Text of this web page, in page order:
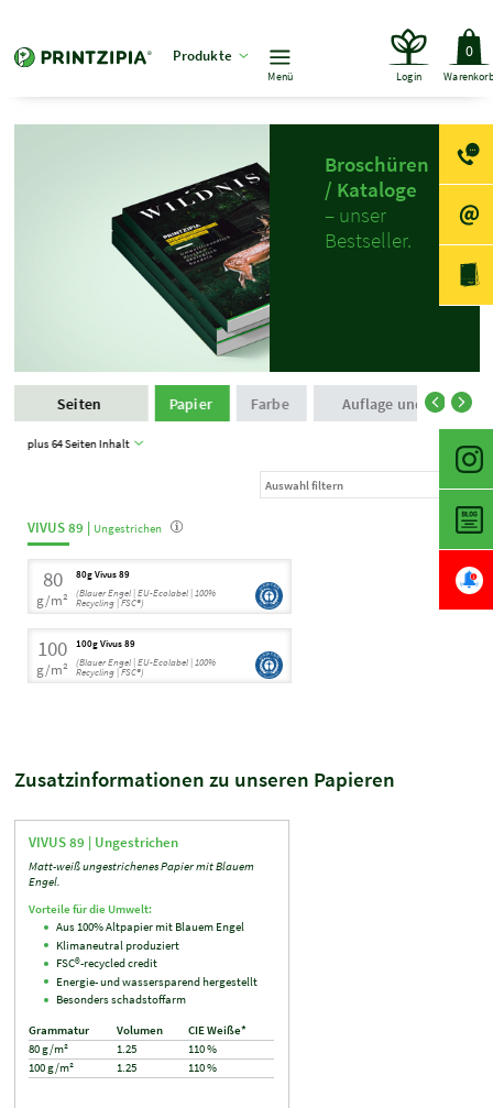
Produkte
Menü Login
0
Broschüren
/ Kataloge
– unser
Bestseller.
Seiten
plus 64 Seiten Inhalt
Papier Farbe Auflage und
VIVUS 89 | Ungestrichen
80
g/m²
80g Vivus 89
(Blauer Engel | EU-Ecolabel | 100%
Recycling | FSC®)
100
g/m²
100g Vivus 89
(Blauer Engel | EU-Ecolabel | 100%
Recycling | FSC®)
Zusatzinformationen zu unseren Papieren
VIVUS 89 | Ungestrichen
Matt-weiß ungestrichenes Papier mit Blauem
Engel.
Vorteile für die Umwelt:
Aus 100% Altpapier mit Blauem Engel
Klimaneutral produziert
FSC®-recycled credit
Energie- und wassersparend hergestellt
Besonders schadstoffarm
Grammatur Volumen
CIE Weiße*
80 g/m²
1.25
110 %
100 g/m²
1.25 110 %